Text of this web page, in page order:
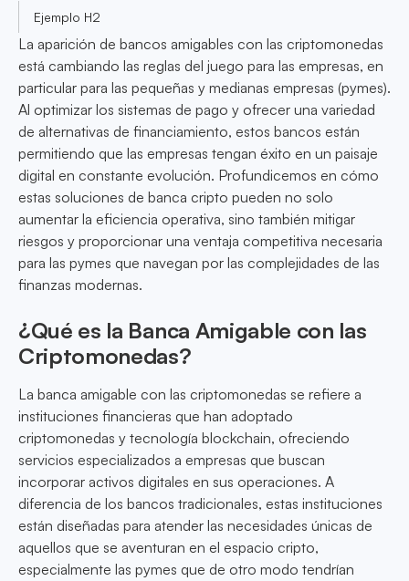
Ejemplo H2
La aparición de bancos amigables con las criptomonedas
está cambiando las reglas del juego para las empresas, en
particular para las pequeñas y medianas empresas (pymes).
Al optimizar los sistemas de pago y ofrecer una variedad
de alternativas de financiamiento, estos bancos están
permitiendo que las empresas tengan éxito en un paisaje
digital en constante evolución. Profundicemos en cómo
estas soluciones de banca cripto pueden no solo
aumentar la eficiencia operativa, sino también mitigar
riesgos y proporcionar una ventaja competitiva necesaria
para las pymes que navegan por las complejidades de las
finanzas modernas.
¿Qué es la Banca Amigable con las
Criptomonedas?
La banca amigable con las criptomonedas se refiere a
instituciones financieras que han adoptado
criptomonedas y tecnología blockchain, ofreciendo
servicios especializados a empresas que buscan
incorporar activos digitales en sus operaciones. A
diferencia de los bancos tradicionales, estas instituciones
están diseñadas para atender las necesidades únicas de
aquellos que se aventuran en el espacio cripto,
especialmente las pymes que de otro modo tendrían